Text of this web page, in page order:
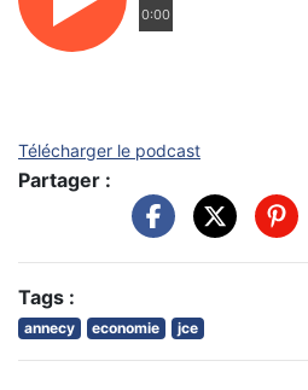
0:00
Télécharger le podcast
Partager :
Tags :
annecy economie jce